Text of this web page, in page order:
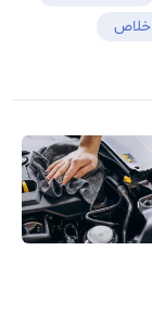
خلاص